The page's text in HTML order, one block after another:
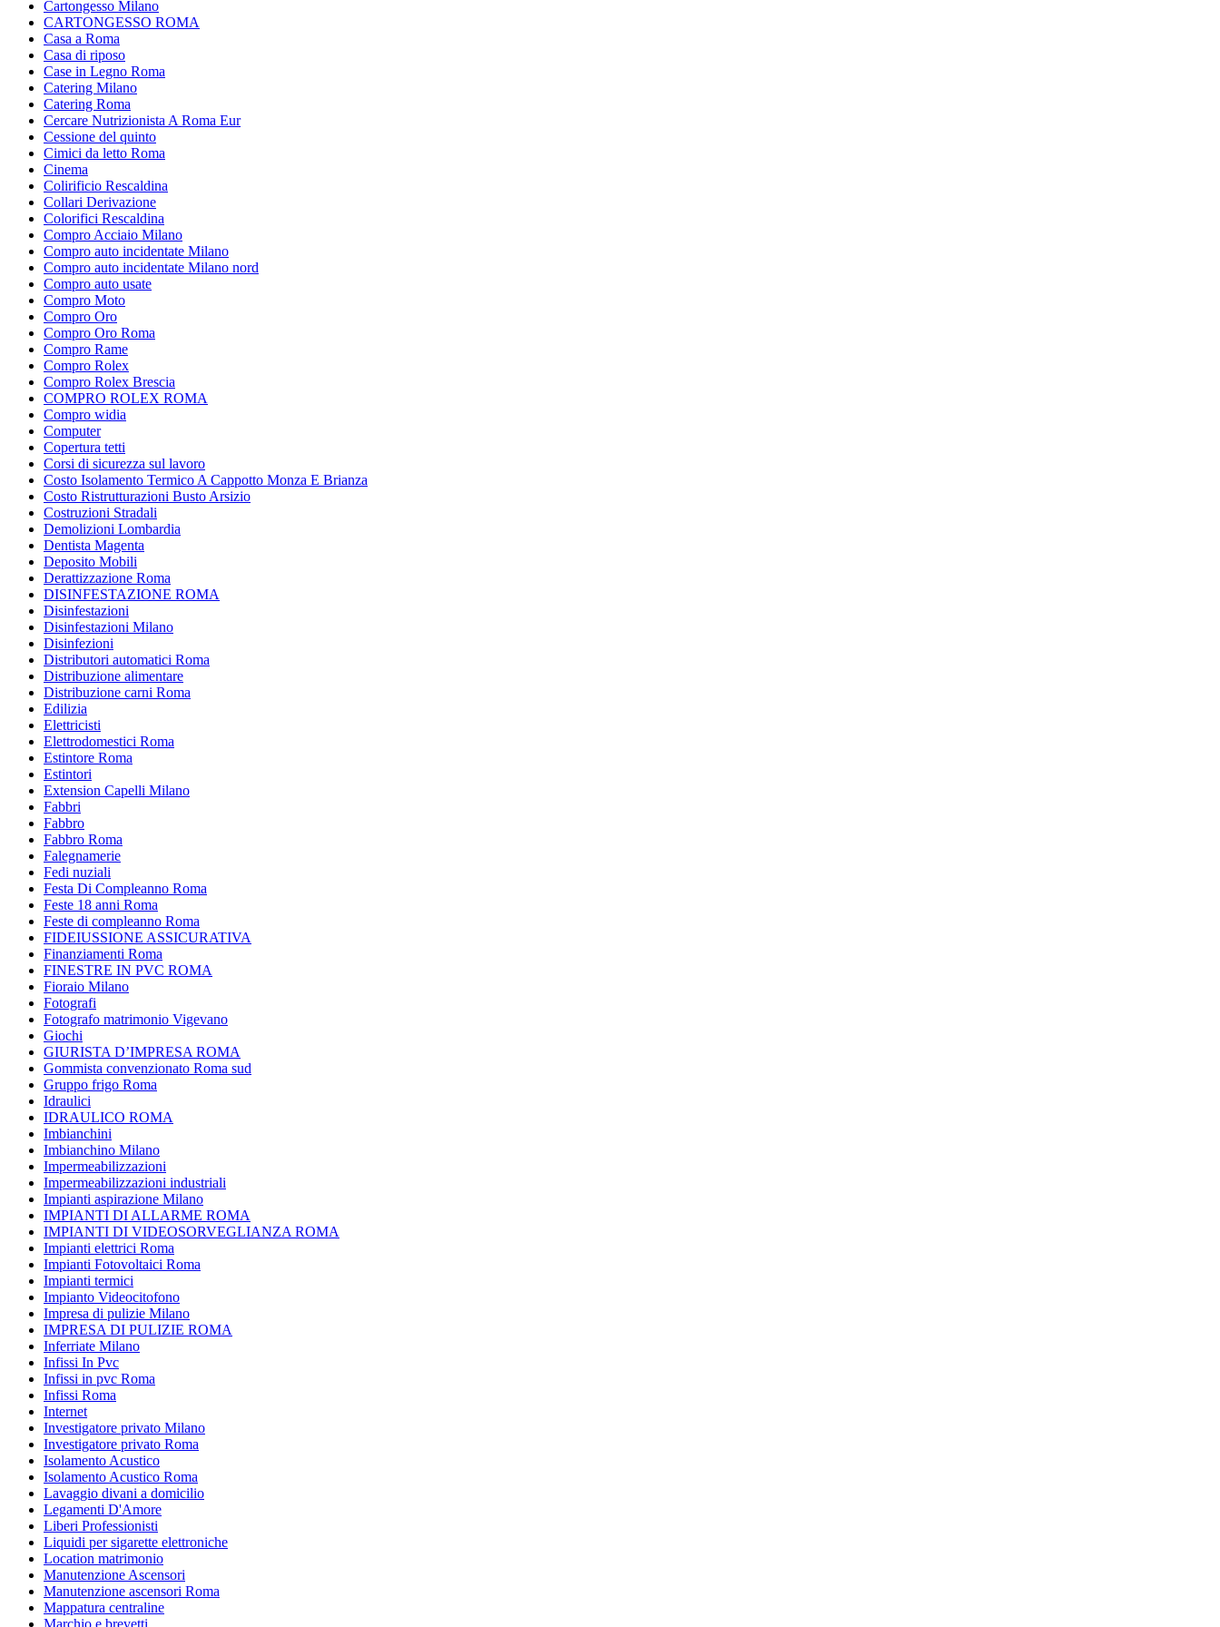
Cartongesso Milano
CARTONGESSO ROMA
Casa a Roma
Casa di riposo
Case in Legno Roma
Catering Milano
Catering Roma
Cercare Nutrizionista A Roma Eur
Cessione del quinto
Cimici da letto Roma
Cinema
Colirificio Rescaldina
Collari Derivazione
Colorifici Rescaldina
Compro Acciaio Milano
Compro auto incidentate Milano
Compro auto incidentate Milano nord
Compro auto usate
Compro Moto
Compro Oro
Compro Oro Roma
Compro Rame
Compro Rolex
Compro Rolex Brescia
COMPRO ROLEX ROMA
Compro widia
Computer
Copertura tetti
Corsi di sicurezza sul lavoro
Costo Isolamento Termico A Cappotto Monza E Brianza
Costo Ristrutturazioni Busto Arsizio
Costruzioni Stradali
Demolizioni Lombardia
Dentista Magenta
Deposito Mobili
Derattizzazione Roma
DISINFESTAZIONE ROMA
Disinfestazioni
Disinfestazioni Milano
Disinfezioni
Distributori automatici Roma
Distribuzione alimentare
Distribuzione carni Roma
Edilizia
Elettricisti
Elettrodomestici Roma
Estintore Roma
Estintori
Extension Capelli Milano
Fabbri
Fabbro
Fabbro Roma
Falegnamerie
Fedi nuziali
Festa Di Compleanno Roma
Feste 18 anni Roma
Feste di compleanno Roma
FIDEIUSSIONE ASSICURATIVA
Finanziamenti Roma
FINESTRE IN PVC ROMA
Fioraio Milano
Fotografi
Fotografo matrimonio Vigevano
Giochi
GIURISTA D’IMPRESA ROMA
Gommista convenzionato Roma sud
Gruppo frigo Roma
Idraulici
IDRAULICO ROMA
Imbianchini
Imbianchino Milano
Impermeabilizzazioni
Impermeabilizzazioni industriali
Impianti aspirazione Milano
IMPIANTI DI ALLARME ROMA
IMPIANTI DI VIDEOSORVEGLIANZA ROMA
Impianti elettrici Roma
Impianti Fotovoltaici Roma
Impianti termici
Impianto Videocitofono
Impresa di pulizie Milano
IMPRESA DI PULIZIE ROMA
Inferriate Milano
Infissi In Pvc
Infissi in pvc Roma
Infissi Roma
Internet
Investigatore privato Milano
Investigatore privato Roma
Isolamento Acustico
Isolamento Acustico Roma
Lavaggio divani a domicilio
Legamenti D'Amore
Liberi Professionisti
Liquidi per sigarette elettroniche
Location matrimonio
Manutenzione Ascensori
Manutenzione ascensori Roma
Mappatura centraline
Marchio e brevetti